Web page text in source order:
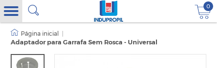
0
Adaptador para Garrafa Sem Rosca - Universal